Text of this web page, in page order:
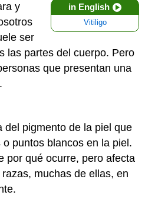
in English
Vitiligo
y
ser
las partes del cuerpo. Pero
que presentan una
del pigmento de la piel que
puntos blancos en la piel.
por qué ocurre, pero afecta
muchas de ellas, en